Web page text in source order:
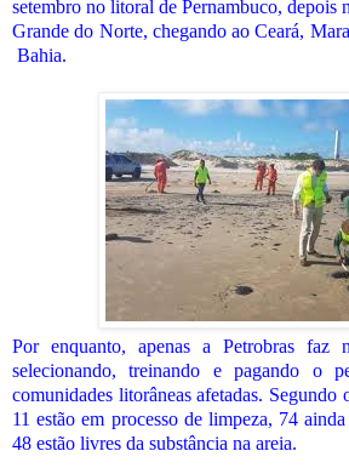
setembro no litoral de Pernambuco, depois
Grande do Norte, chegando ao Ceará,
Bahia.
Por enquanto, apenas a Petrobras faz
selecionando, treinando e pagando o
comunidades litorâneas afetadas. Segundo
11 estão em processo de limpeza, 74
48 estão livres da substância na areia.